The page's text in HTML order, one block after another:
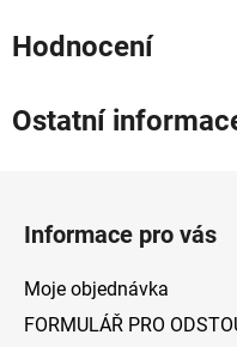
Hodnocení
Ostatní
Informace pro vás
Moje objednávka
FORMULÁŘ PRO